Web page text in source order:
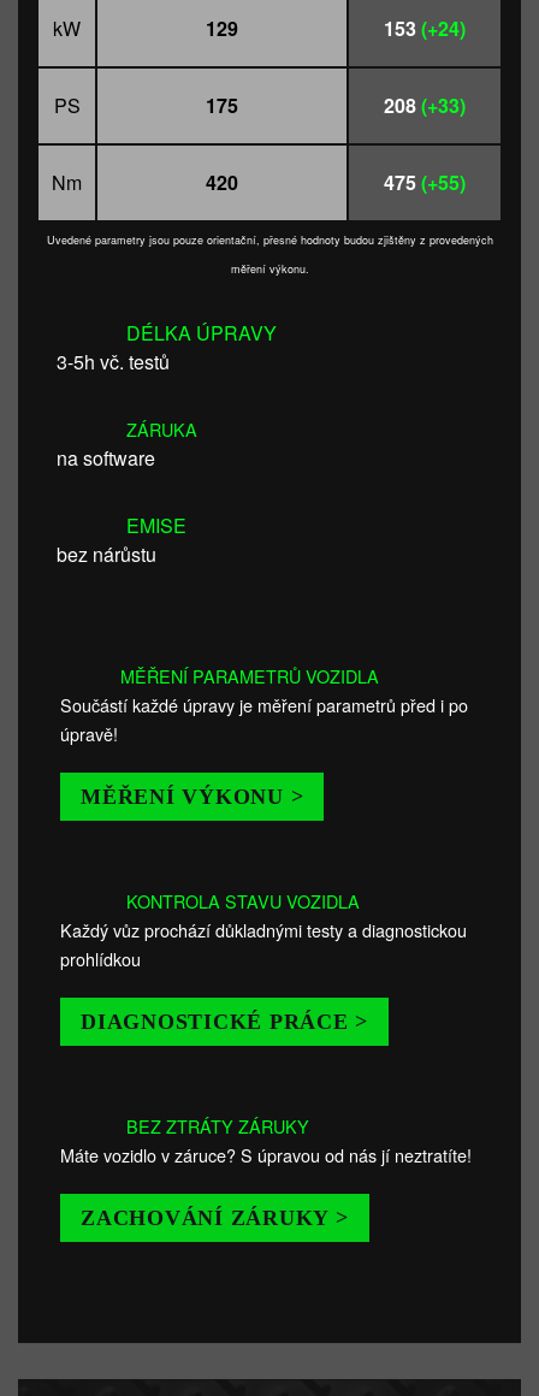
kW 129 153(+24)
PS 175 208(+33)
Nm 420 475(+55)
Uvedené parametry jsou pouze orientační, přesné hodnoty budou zjištěny z provedených
měření výkonu.
DÉLKA ÚPRAVY
3-5h vč. testů
ZÁRUKA
na software
EMISE
bez nárůstu
MĚŘENÍ PARAMETRŮ VOZIDLA
Součástí každé úpravy je měření parametrů před i po
úpravě!
MĚŘENÍ VÝKONU >
KONTROLA STAVU VOZIDLA
Každý vůz prochází důkladnými testy a diagnostickou
prohlídkou
DIAGNOSTICKÉ PRÁCE >
BEZ ZTRÁTY ZÁRUKY
Máte vozidlo v záruce? S úpravou od nás jí neztratíte!
ZACHOVÁNÍ ZÁRUKY >